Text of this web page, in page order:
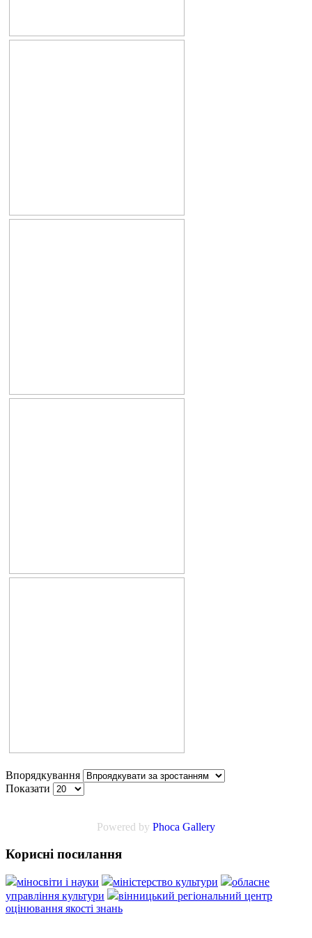
Впорядкування
Показати
Powered by Phoca Gallery
Корисні посилання
міносвіти і науки міністерство культури
обласне
управління культури
вінницький регіональний центр
оцінювання якості знань